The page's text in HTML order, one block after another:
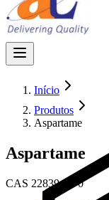
Início
Produtos
Aspartame
Aspartame
CAS 22839-47-0